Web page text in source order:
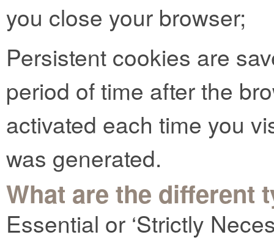
you close your browser;
Persistent cookies are
period of time after the
activated each time you
was generated.
What are the different
Essential or ‘Strictly